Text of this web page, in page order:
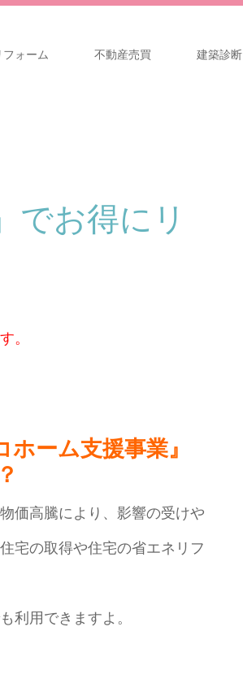
フォーム 不動産売買 建築診断
でお得にリ
。
ーム支援事業』
価高騰により、影響の受けや
宅の取得や住宅の省エネリフ
利用できますよ。